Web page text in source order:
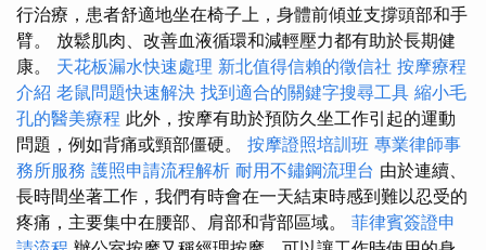
行治療，患者舒適地坐在椅子上，身體前傾並支撐頭部和手
臂。 放鬆肌肉、改善血液循環和減輕壓力都有助於長期健
康。 天花板漏水快速處理 新北值得信賴的徵信社 按摩療程
介紹 老鼠問題快速解決 找到適合的關鍵字搜尋工具 縮小毛
孔的醫美療程 此外，按摩有助於預防久坐工作引起的運動
問題，例如背痛或頸部僵硬。 按摩證照培訓班 專業律師事
務所服務 護照申請流程解析 耐用不鏽鋼流理台 由於連續、
長時間坐著工作，我們有時會在一天結束時感到難以忍受的
疼痛，主要集中在腰部、肩部和背部區域。 菲律賓簽證申